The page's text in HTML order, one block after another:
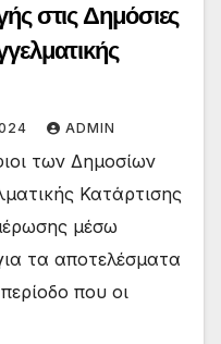
στις Δημόσιες
ADMIN
των Δημοσίων
Κατάρτισης
μέσω
τα αποτελέσματα
που οι